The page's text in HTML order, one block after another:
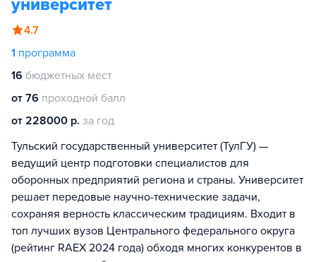
университет
4.7
1 программа
16 бюджетных мест
от 76 проходной балл
от 228000 р. за год
Тульский государственный университет (ТулГУ) —
ведущий центр подготовки специалистов для
оборонных предприятий региона и страны. Университет
решает передовые научно-технические задачи,
сохраняя верность классическим традициям. Входит в
топ лучших вузов Центрального федерального округа
(рейтинг RAEX 2024 года) обходя многих конкурентов в